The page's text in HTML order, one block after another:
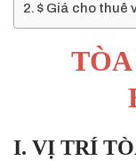
$ Giá cho thuê
I. VỊ TRÍ